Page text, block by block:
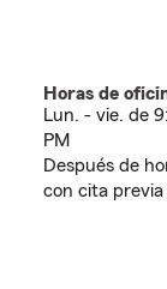
Horas de
Lun. - vie. de
PM
Después de
con cita previa